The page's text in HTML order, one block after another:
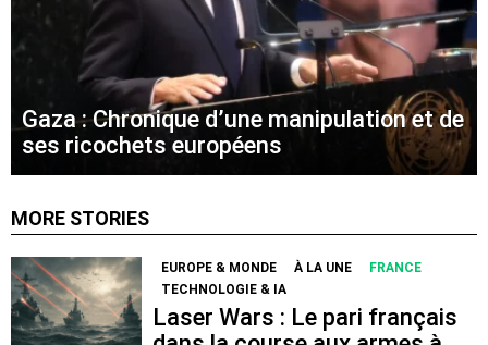
Gaza : Chronique d’une manipulation et de
ses ricochets européens
MORE STORIES
EUROPE & MONDE À LA UNE
FRANCE
TECHNOLOGIE & IA
Laser Wars : Le pari français